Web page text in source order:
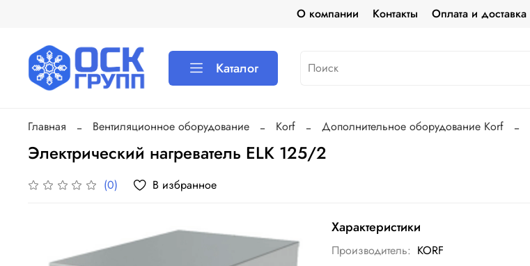
О компании Контакты Оплата и доставка
Каталог
Главная Вентиляционное оборудование Korf Дополнительное оборудование Korf
Электрический нагреватель ELK 125/2
(0) В избранное
Характеристики
Производитель: KORF